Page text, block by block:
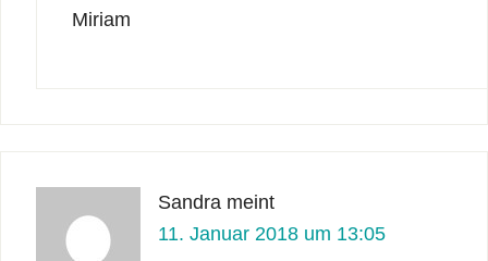
Miriam
Sandra meint
11. Januar 2018 um 13:05